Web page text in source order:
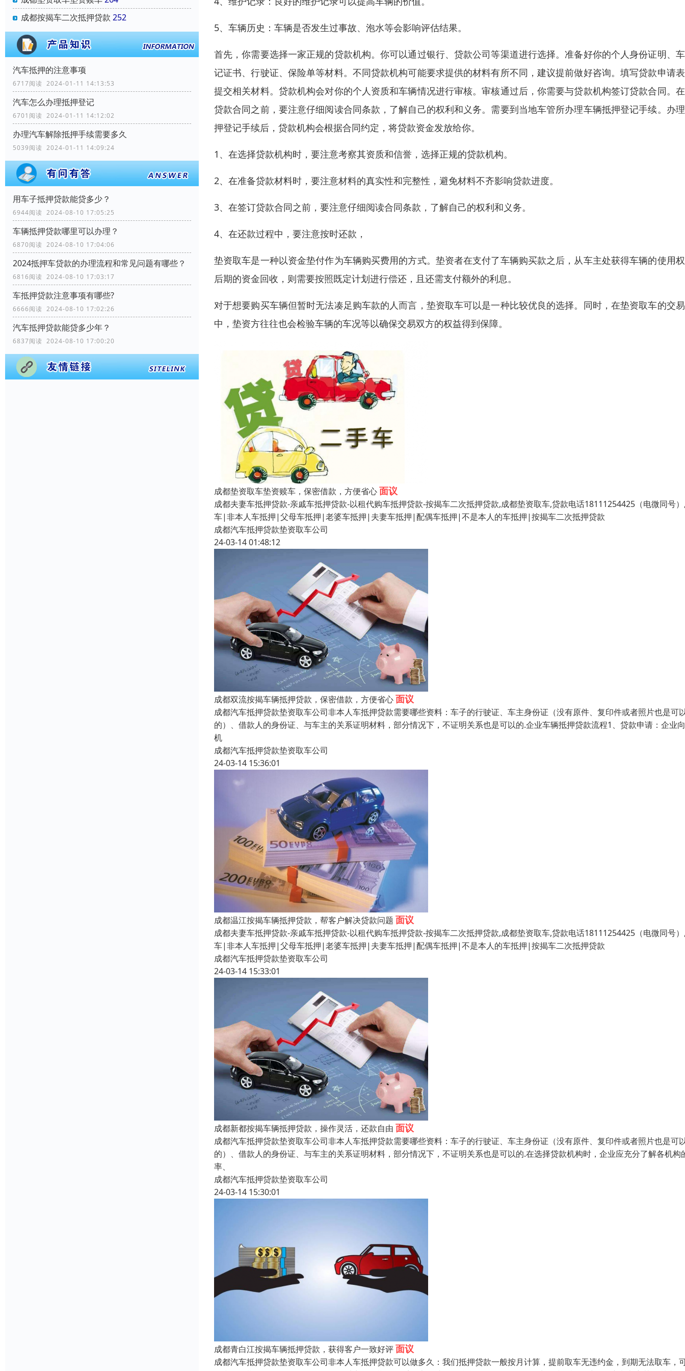
成都按揭车二次抵押贷款 252
汽车抵押的注意事项
6717阅读 2024-01-11 14:13:53
汽车怎么办理抵押登记
6701阅读 2024-01-11 14:12:02
办理汽车解除抵押手续需要多久
5039阅读 2024-01-11 14:09:24
用车子抵押贷款能贷多少？
6944阅读 2024-08-10 17:05:25
车辆抵押贷款哪里可以办理？
6870阅读 2024-08-10 17:04:06
2024抵押车贷款的办理流程和常见问题有哪些？
6816阅读 2024-08-10 17:03:17
车抵押贷款注意事项有哪些?
6666阅读 2024-08-10 17:02:26
汽车抵押贷款能贷多少年？
6837阅读 2024-08-10 17:00:20
5、车辆历史：车辆是否发生过事故、泡水等会影响评估结果。
首先，你需要选择一家正规的贷款机构。你可以通过银行、贷款公司等渠道进行选择。准备好你的个人身份证明、
记证书、行驶证、保险单等材料。不同贷款机构可能要求提供的材料有所不同，建议提前做好咨询。填写贷款申请
提交相关材料。贷款机构会对你的个人资质和车辆情况进行审核。审核通过后，你需要与贷款机构签订贷款合同。
贷款合同之前，要注意仔细阅读合同条款，了解自己的权利和义务。需要到当地车管所办理车辆抵押登记手续。办
押登记手续后，贷款机构会根据合同约定，将贷款资金发放给你。
1、在选择贷款机构时，要注意考察其资质和信誉，选择正规的贷款机构。
2、在准备贷款材料时，要注意材料的真实性和完整性，避免材料不齐影响贷款进度。
3、在签订贷款合同之前，要注意仔细阅读合同条款，了解自己的权利和义务。
4、在还款过程中，要注意按时还款，
垫资取车是一种以资金垫付作为车辆购买费用的方式。垫资者在支付了车辆购买款之后，从车主处获得车辆的使用
后期的资金回收，则需要按照既定计划进行偿还，且还需支付额外的利息。
对于想要购买车辆但暂时无法凑足购车款的人而言，垫资取车可以是一种比较优良的选择。同时，在垫资取车的交
中，垫资方往往也会检验车辆的车况等以确保交易双方的权益得到保障。
成都垫资取车垫资赎车，保密借款，方便省心面议
成都夫妻车抵押贷款-亲戚车抵押贷款-以租代购车抵押贷款-按揭车二次抵押贷款,成都垫资取车,贷款电话18111254425（电微同号
车|非本人车抵押|父母车抵押|老婆车抵押|夫妻车抵押|配偶车抵押|不是本人的车抵押|按揭车二次抵押贷款
成都汽车抵押贷款垫资取车公司
24-03-14 01:48:12
成都双流按揭车辆抵押贷款，保密借款，方便省心面议
成都汽车抵押贷款垫资取车公司非本人车抵押贷款需要哪些资料：车子的行驶证、车主身份证（没有原件、复印件或者照片也是可
的）、借款人的身份证、与车主的关系证明材料，部分情况下，不证明关系也是可以的.企业车辆抵押贷款流程1、贷款申请：企业
机
成都汽车抵押贷款垫资取车公司
24-03-14 15:36:01
成都温江按揭车辆抵押贷款，帮客户解决贷款问题 面议
成都夫妻车抵押贷款-亲戚车抵押贷款-以租代购车抵押贷款-按揭车二次抵押贷款,成都垫资取车,贷款电话18111254425（电微同号
车|非本人车抵押|父母车抵押|老婆车抵押|夫妻车抵押|配偶车抵押|不是本人的车抵押|按揭车二次抵押贷款
成都汽车抵押贷款垫资取车公司
24-03-14 15:33:01
成都新都按揭车辆抵押贷款，操作灵活，还款自由 面议
成都汽车抵押贷款垫资取车公司非本人车抵押贷款需要哪些资料：车子的行驶证、车主身份证（没有原件、复印件或者照片也是可
的）、借款人的身份证、与车主的关系证明材料，部分情况下，不证明关系也是可以的.在选择贷款机构时，企业应充分了解各机构
率、
成都汽车抵押贷款垫资取车公司
24-03-14 15:30:01
成都青白江按揭车辆抵押贷款，获得客户一致好评面议
成都汽车抵押贷款垫资取车公司非本人车抵押贷款可以做多久：我们抵押贷款一般按月计算，提前取车无违约金，到期无法取车，